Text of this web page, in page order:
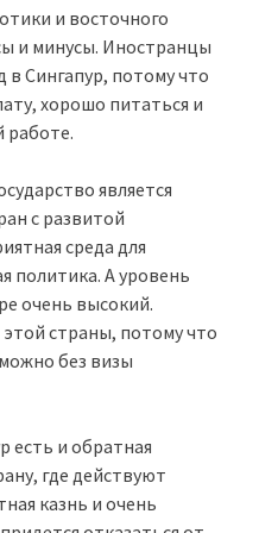
и восточного
и минусы. Иностранцы
Сингапур, потому что
хорошо питаться и
работе.
является
с развитой
среда для
политика. А уровень
очень высокий.
страны, потому что
без визы
есть и обратная
где действуют
казнь и очень